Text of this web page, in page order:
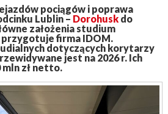
pociągów i poprawa
Lublin – Dorohuskdo
założenia studium
firma IDOM.
dotyczących korytarzy
jest na 2026 r. Ich
zł netto.